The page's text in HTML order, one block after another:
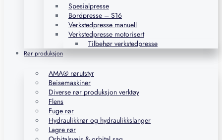
Spesialpresse
Bordpresse – S16
Verkstedpresse manuell
Verkstedpresse motorisert
Tilbehør verkstedpresse
Rør produksjon
AMA® rørutstyr
Beisemaskiner
Diverse rør produksjon verktøy
Flens
Fuge rør
Hydraulikkrør og hydraulikkslanger
Lagre rør